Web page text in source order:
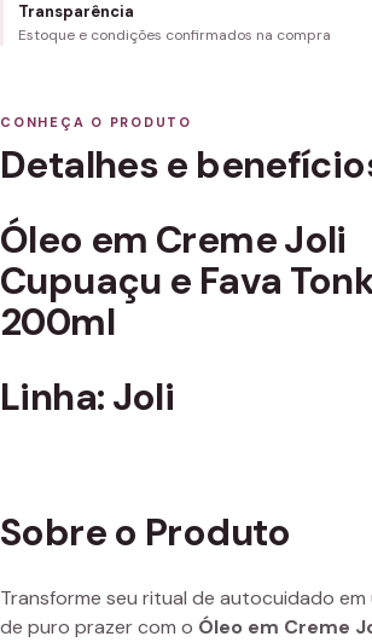
Transparência
Estoque e condições confirmados na compra
CONHEÇA O PRODUTO
Detalhes e
Óleo em Creme Joli
Cupuaçu e Fava
200ml
Linha: Joli
Sobre o Produto
Transforme seu ritual de autocuidado em
de puro prazer com o Óleo em Creme